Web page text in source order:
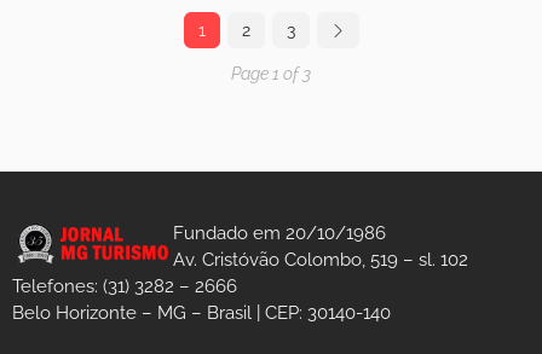
1 2 3
Page 1 of 3
Fundado em 20/10/1986
Av. Cristóvão Colombo, 519 – sl. 102
Telefones: (31) 3282 – 2666
Belo Horizonte – MG – Brasil | CEP: 30140-140